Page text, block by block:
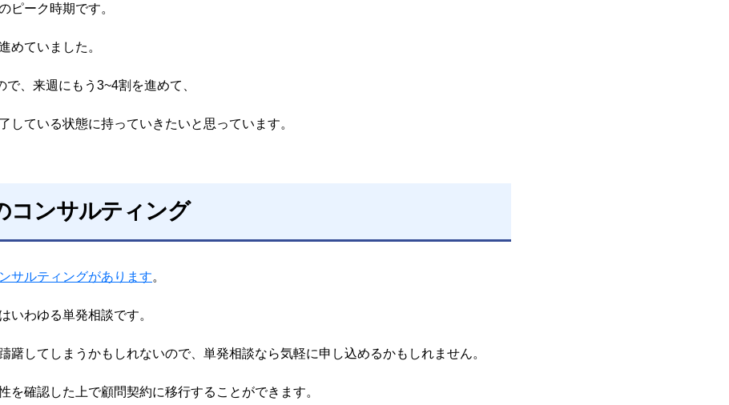
ピーク時期です。
めていました。
、来週にもう3~4割を進めて、
している状態に持っていきたいと思っています。
コンサルティング
サルティングがあります。
いわゆる単発相談です。
躇してしまうかもしれないので、単発相談なら気軽に申し込めるかもしれません。
を確認した上で顧問契約に移行することができます。